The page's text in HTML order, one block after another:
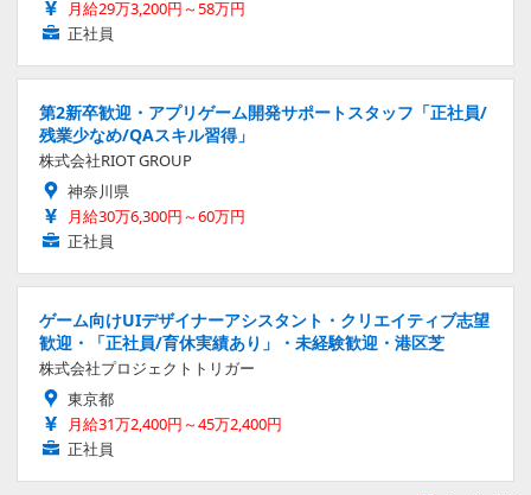
月給29万3,200円～58万円
正社員
第2新卒歓迎・アプリゲーム開発サポートスタッフ「正社員/
残業少なめ/QAスキル習得」
株式会社RIOT GROUP
神奈川県
月給30万6,300円～60万円
正社員
ゲーム向けUIデザイナーアシスタント・クリエイティブ志望
歓迎・「正社員/育休実績あり」・未経験歓迎・港区芝
株式会社プロジェクトトリガー
東京都
月給31万2,400円～45万2,400円
正社員